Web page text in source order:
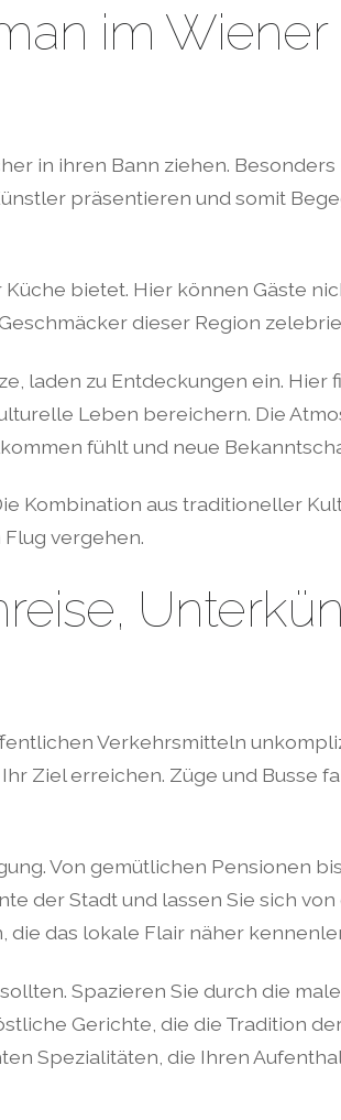
im
in ihren Bann ziehen.
präsentieren und somit
bietet. Hier können Gäste
dieser Region
laden zu Entdeckungen ein. Hier
Leben bereichern. Die
fühlt und neue
Kombination aus traditioneller
vergehen.
Verkehrsmitteln
Ziel erreichen. Züge und Busse
Von gemütlichen Pensionen
der Stadt und lassen Sie sich
das lokale Flair näher
Spazieren Sie durch die
Gerichte, die die Tradition
Spezialitäten, die Ihren